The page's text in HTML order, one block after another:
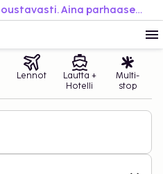
Varaa helposti. Matkusta joustavasti. Aina parhaaseen hintaan.
Lennot
Lautta +
Hotelli
Multi-
stop